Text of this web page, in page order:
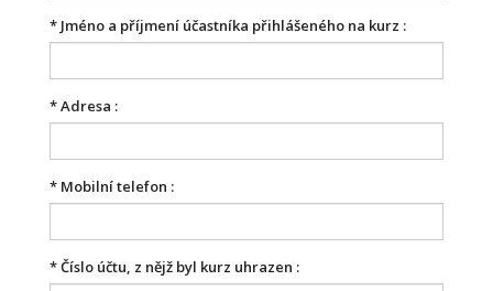
* Jméno a příjmení účastníka přihlášeného na kurz :
*Adresa :
* Mobilní telefon :
*Číslo účtu, z nějž byl kurz uhrazen :